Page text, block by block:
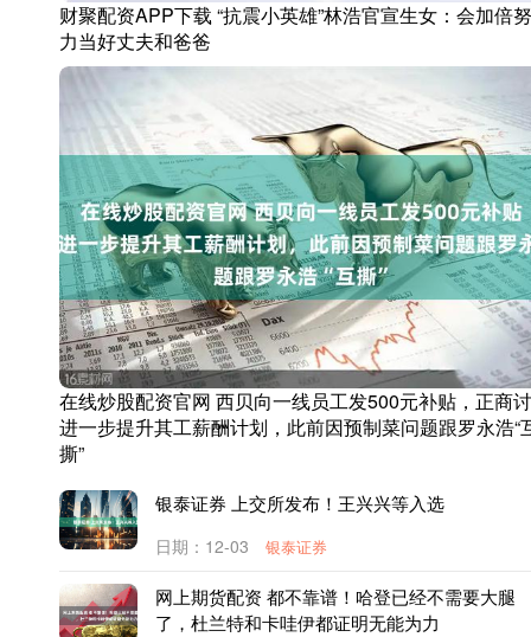
财聚配资APP下载 “抗震小英雄”林浩官宣生女：会加倍努
力当好丈夫和爸爸
在线炒股配资官网 西贝向一线员工发500元补贴，正商讨
进一步提升其工薪酬计划，此前因预制菜问题跟罗永浩“
撕”
银泰证券 上交所发布！王兴兴等入选
日期：12-03 银泰证券
网上期货配资 都不靠谱！哈登已经不需要大腿
了，杜兰特和卡哇伊都证明无能为力